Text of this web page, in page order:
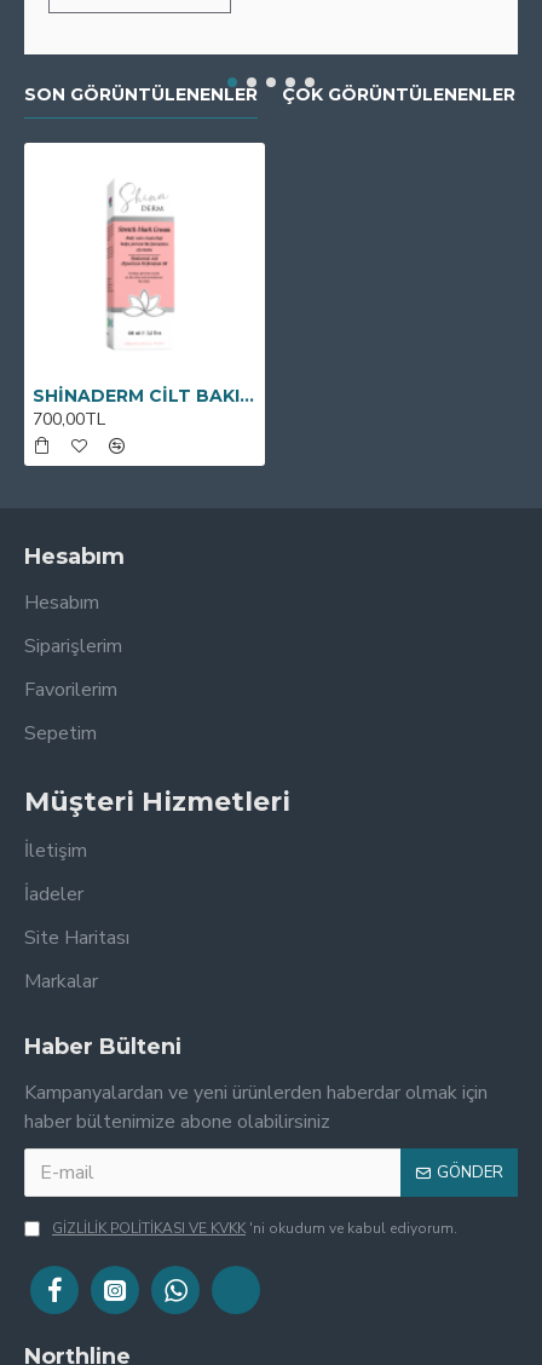
SON GÖRÜNTÜLENENLER ÇOK GÖRÜNTÜLENENLER
SHİNADERM CİLT BAKIM VE ÇATLAK KREMİ 100ml
700,00TL
Hesabım
Hesabım
Siparişlerim
Favorilerim
Sepetim
Müşteri Hizmetleri
İletişim
İadeler
Site Haritası
Markalar
Haber Bülteni
Kampanyalardan ve yeni ürünlerden haberdar olmak için
haber bültenimize abone olabilirsiniz
GÖNDER
GİZLİLİK POLİTİKASI VE KVKK 'ni okudum ve kabul ediyorum.
Northline